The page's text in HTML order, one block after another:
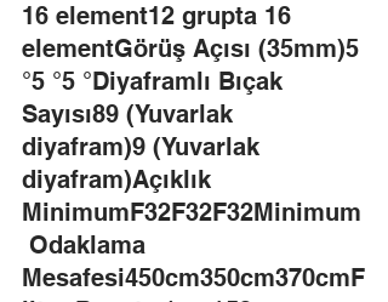
16 element12 grupta 16
elementGörüş Açısı (35mm)5
°5 °5 °Diyaframlı Bıçak
Sayısı89 (Yuvarlak
diyafram)9 (Yuvarlak
diyafram)Açıklık
MinimumF32F32F32Minimum
Odaklama
Mesafesi450cm350cm370cmF